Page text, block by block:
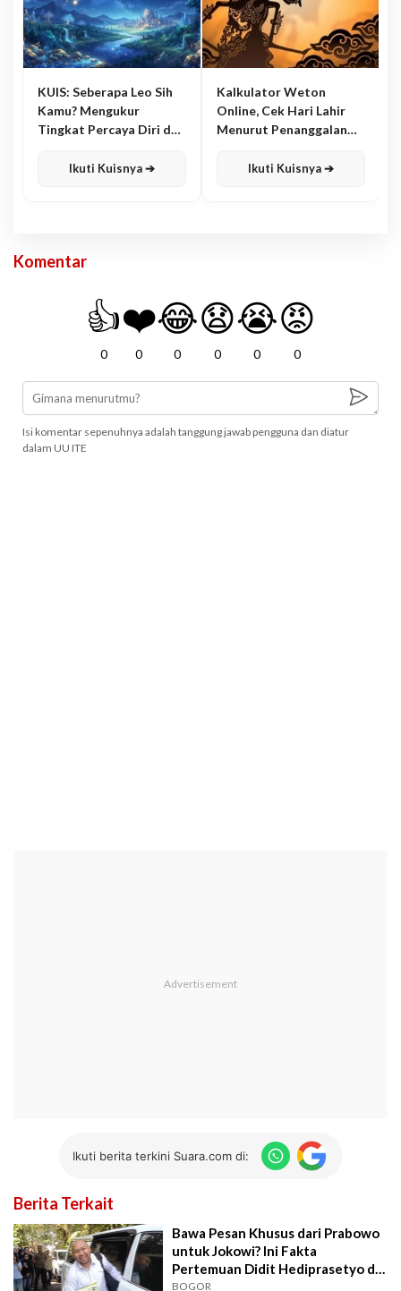
KUIS: Seberapa Leo Sih
Kamu? Mengukur
Tingkat Percaya Diri dan
Ikuti Kuisnya ➔
Kalkulator Weton
Online, Cek Hari Lahir
Menurut Penanggalan
Ikuti Kuisnya ➔
Komentar
👍
0
❤️
0
😂
0
😧
0
😭
0
😡
0
Isi komentar sepenuhnya adalah tanggung jawab pengguna dan diatur
dalam UU ITE
Ikuti berita terkini Suara.com di:
Berita Terkait
Bawa Pesan Khusus dari Prabowo
untuk Jokowi? Ini Fakta
Pertemuan Didit Hediprasetyo di
Solo
BOGOR